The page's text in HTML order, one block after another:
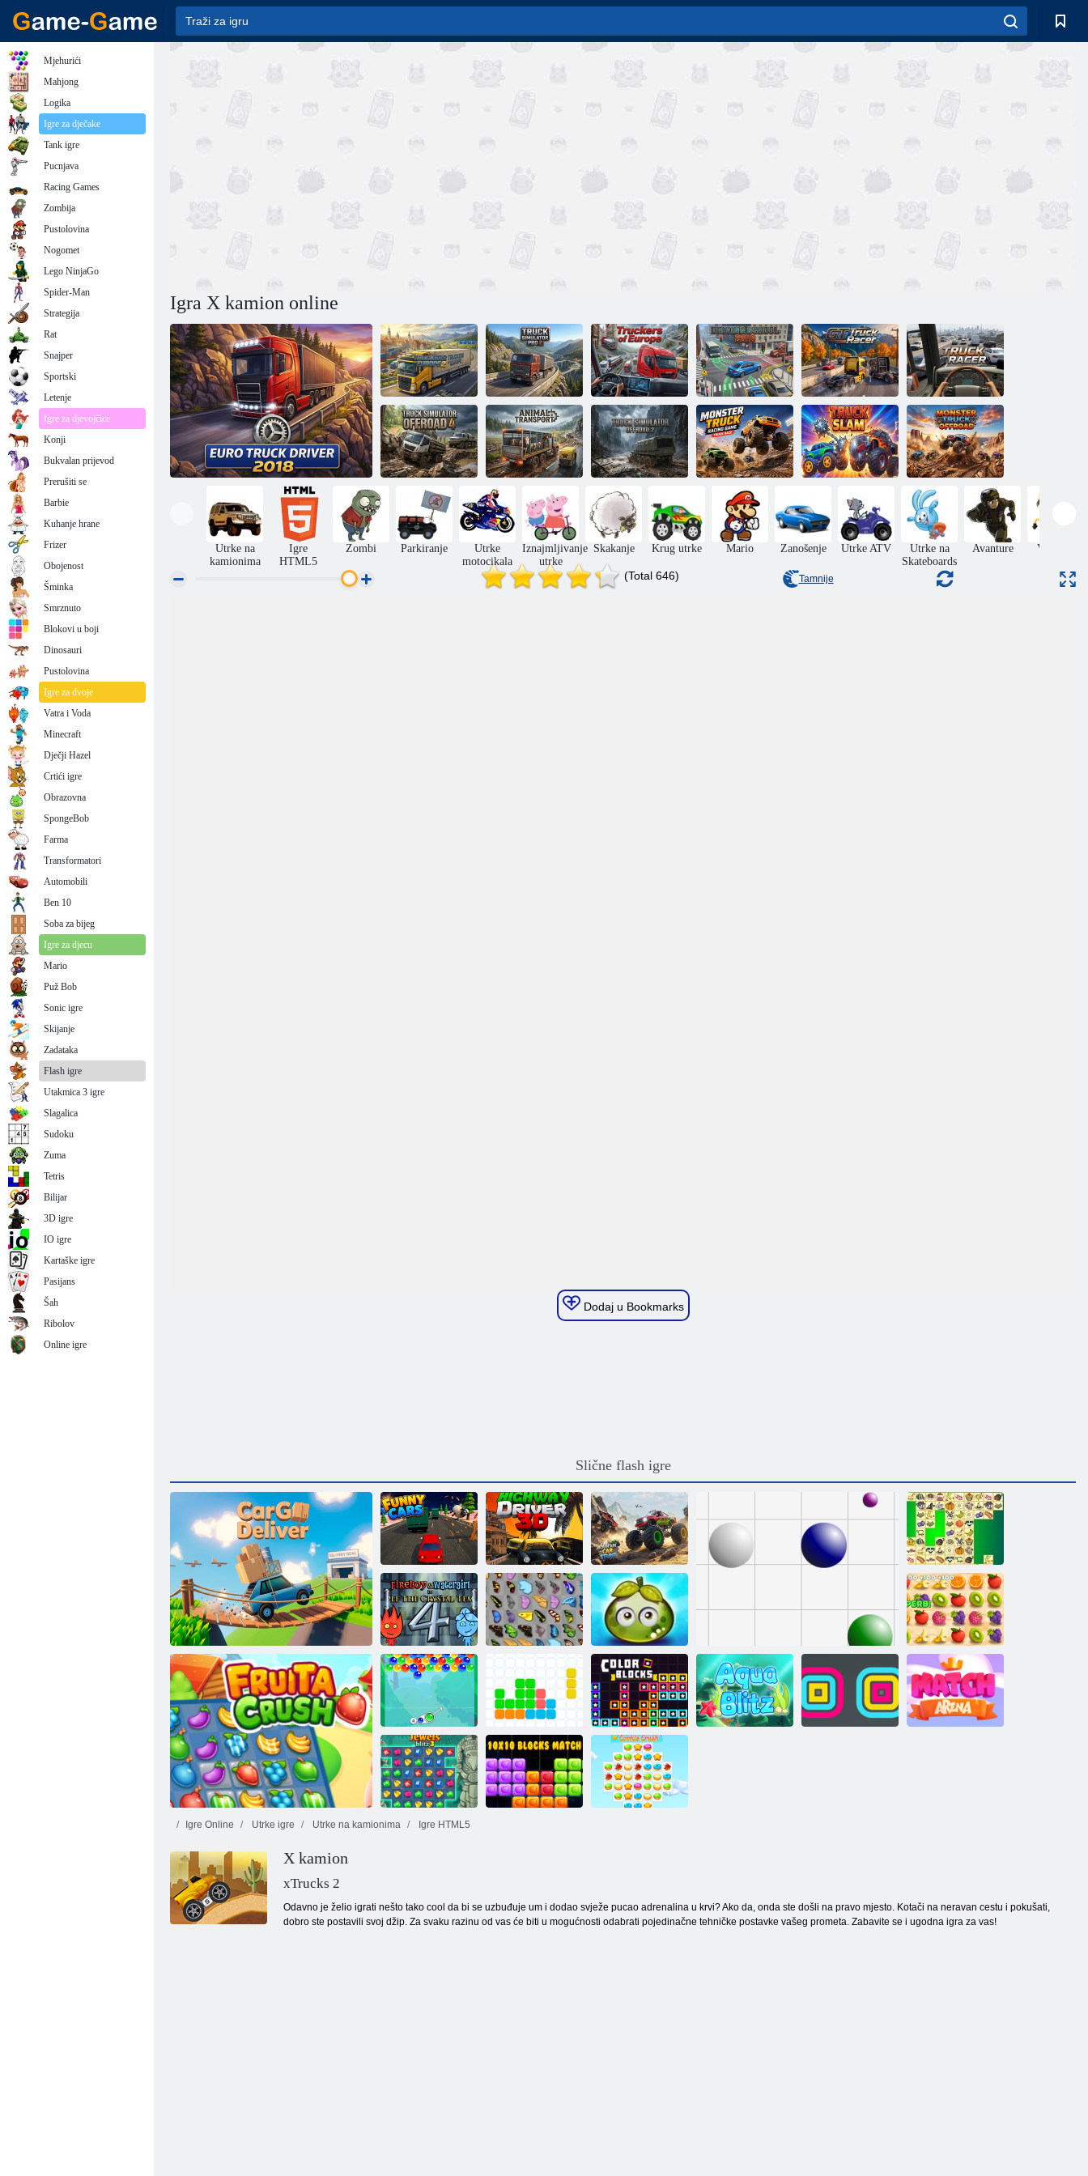
Igra X kamion online
Prijevoznici
tereta Europe 2
Simulator
kamiona 2
Prijevoznici
tereta u Europi
Auto škola 2016
GT trkaći
kamion
Trkač kamiona
Offroad Truck
Simulator 4
Prijevoz
životinja
Offroad Truck
Simulator 2
Utrke kamiona
čudovišta
Utjecaj tereta
Terenski
čudovišni
kamion
Utrke na
kamionima
Igre
HTML5
Zombi Parkiranje
Utrke
motocikala
Iznajmljivanje
utrke
Skakanje Krug utrke Mario Zanošenje Utrke ATV
Utrke na
Skateboards
Avanture Vještina
(Total 646) Tamnije
Dodaj u Bookmarks
Slične flash igre
Prijevoz tereta
Smiješni
automobili
Vozač autoceste
3D
Vratolomije na
planinskim
stazama
Kris Mahjong
Vatra i Voda 4 Leptir kyodai
Avantura sočnih
plodova
Juicy linija
Milina mjehur
Jedanaest
jedanaest
Boje blokova
Igre Online Utrke igre Utrke na kamionima Igre HTML5
X kamion
xTrucks 2
Odavno je želio igrati nešto tako cool da bi se uzbuđuje um i dodao svježe pucao adrenalina u krvi? Ako da, onda ste došli na pravo mjesto. Kotači na neravan cestu i pokušati,
dobro ste postavili svoj džip. Za svaku razinu od vas će biti u mogućnosti odabrati pojedinačne tehničke postavke vašeg prometa. Zabavite se i ugodna igra za vas!
Mjehurići
Mahjong
Logika
Igre za dječake
Tank igre
Pucnjava
Racing Games
Zombija
Pustolovina
Nogomet
Lego NinjaGo
Spider-Man
Strategija
Rat
Snajper
Sportski
Letenje
Igre za djevojčice
Konji
Bukvalan prijevod
Prerušiti se
Barbie
Kuhanje hrane
Frizer
Obojenost
Šminka
Smrznuto
Blokovi u boji
Dinosauri
Pustolovina
Igre za dvoje
Vatra i Voda
Minecraft
Dječji Hazel
Crtići igre
Obrazovna
SpongeBob
Farma
Transformatori
Automobili
Ben 10
Soba za bijeg
Igre za djecu
Mario
Puž Bob
Sonic igre
Skijanje
Zadataka
Flash igre
Utakmica 3 igre
Slagalica
Sudoku
Zuma
Tetris
Bilijar
3D igre
IO igre
Kartaške igre
Pasijans
Šah
Ribolov
Online igre